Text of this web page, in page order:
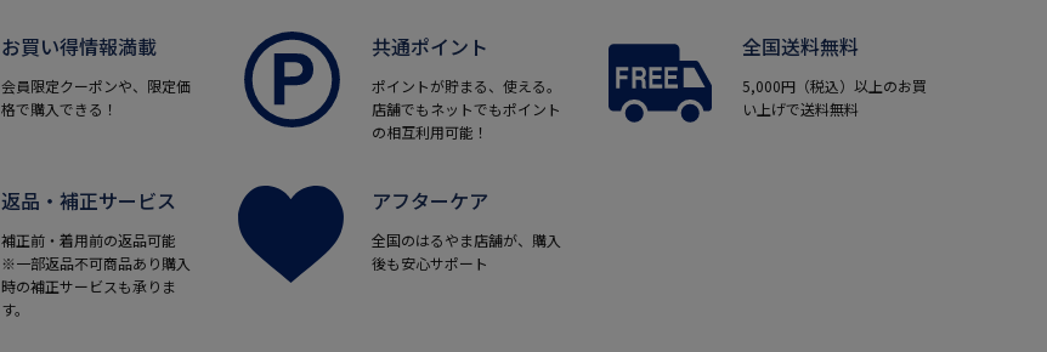
お買い得情報満載
会員限定クーポンや、限定価
格で購入できる！
共通ポイント
ポイントが貯まる、使える。
店舗でもネットでもポイント
の相互利用可能！
全国送料無料
5,000円（税込）以上のお買
い上げで送料無料
返品・補正サービス
補正前・着用前の返品可能
※一部返品不可商品あり購入
時の補正サービスも承りま
す。
アフターケア
全国のはるやま店舗が、購入
後も安心サポート